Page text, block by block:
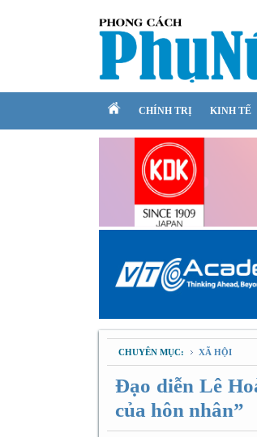
CHÍNH TRỊ KINH TẾ
CHUYÊN MỤC: XÃ HỘI
Đạo diễn Lê
của hôn nhân”